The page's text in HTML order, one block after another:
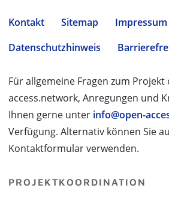
Kontakt Sitemap
Impressum
Datenschutzhinweis
Für allgemeine Fragen zum Projekt
access.network, Anregungen und
Ihnen gerne unter info@open-
Verfügung. Alternativ können Sie
Kontaktformular verwenden.
PROJEKTKOORDINATION